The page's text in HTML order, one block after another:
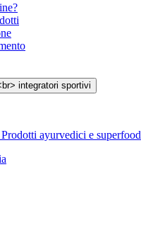
Prodotti ayurvedici e superfood